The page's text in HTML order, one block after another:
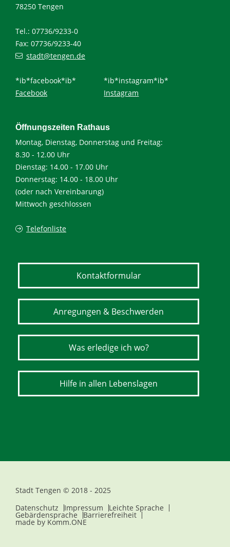
78250 Tengen
Tel.: 07736/9233-0
Fax: 07736/9233-40
stadt@tengen.de
*ib*facebook*ib*
Facebook
*ib*instagram*ib*
Instagram
Öffnungszeiten Rathaus
Montag, Dienstag, Donnerstag und Freitag:
8.30 - 12.00 Uhr
Dienstag: 14.00 - 17.00 Uhr
Donnerstag: 14.00 - 18.00 Uhr
(oder nach Vereinbarung)
Mittwoch geschlossen
Telefonliste
Kontaktformular
Anregungen & Beschwerden
Was erledige ich wo?
Hilfe in allen Lebenslagen
Stadt Tengen © 2018 - 2025
Datenschutz
Impressum Leichte Sprache
Gebärdensprache Barrierefreiheit
made by Komm.ONE